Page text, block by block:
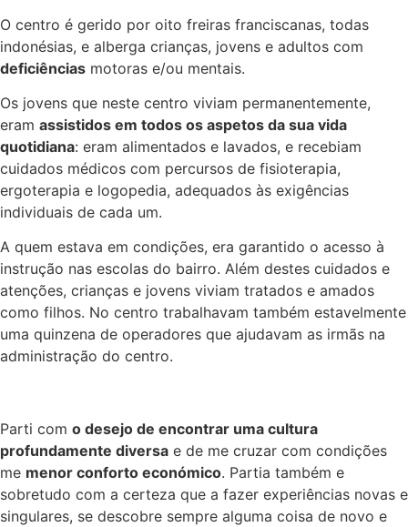
O centro é gerido por oito freiras franciscanas, todas
indonésias, e alberga crianças, jovens e adultos com
deficiências motoras e/ou mentais.
Os jovens que neste centro viviam permanentemente,
eram assistidos em todos os aspetos da sua vida
quotidiana: eram alimentados e lavados, e recebiam
cuidados médicos com percursos de fisioterapia,
ergoterapia e logopedia, adequados às exigências
individuais de cada um.
A quem estava em condições, era garantido o acesso à
instrução nas escolas do bairro. Além destes cuidados e
atenções, crianças e jovens viviam tratados e amados
como filhos. No centro trabalhavam também estavelmente
uma quinzena de operadores que ajudavam as irmãs na
administração do centro.
Parti com o desejo de encontrar uma cultura
profundamente diversa e de me cruzar com condições
me menor conforto económico. Partia também e
sobretudo com a certeza que a fazer experiências novas e
singulares, se descobre sempre alguma coisa de novo e